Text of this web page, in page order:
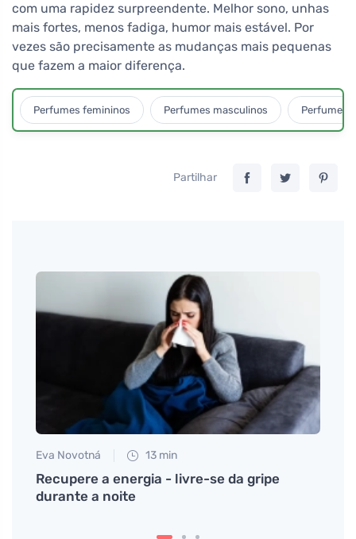
com uma rapidez surpreendente. Melhor sono, unhas
mais fortes, menos fadiga, humor mais estável. Por
vezes são precisamente as mudanças mais pequenas
que fazem a maior diferença.
Perfumes femininos Perfumes masculinos Perfumes
Partilhar
Eva Novotná 13 min
Recupere a energia - livre-se da gripe
durante a noite